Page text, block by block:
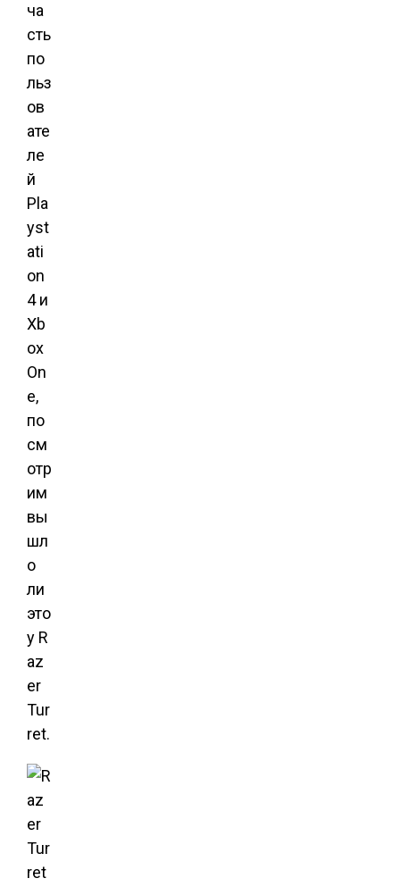
ча
сть
по
льз
ов
ате
ле
й
Pla
yst
ati
on
4 и
Xb
ox
On
e,
по
см
отр
им
вы
шл
о
ли
это
у R
az
er
Tur
ret.